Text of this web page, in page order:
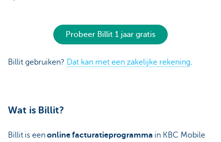
Probeer Billit 1 jaar gratis
Billit gebruiken? Dat kan met een zakelijke rekening.
Wat is Billit?
Billit is eenonline facturatieprogramma in KBC Mobile